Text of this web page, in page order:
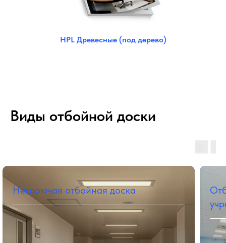
HPL Древесные (под дерево)
Виды отбойной доски
Негорючая отбойная доска